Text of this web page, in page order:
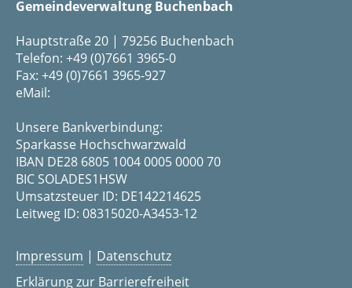
Gemeindeverwaltung Buchenbach
Hauptstraße 20 | 79256 Buchenbach
Telefon: +49 (0)7661 3965-0
Fax: +49 (0)7661 3965-927
eMail:
Unsere Bankverbindung:
Sparkasse Hochschwarzwald
IBAN DE28 6805 1004 0005 0000 70
BIC SOLADES1HSW
Umsatzsteuer ID: DE142214625
Leitweg ID: 08315020-A3453-12
Impressum | Datenschutz
Erklärung zur Barrierefreiheit